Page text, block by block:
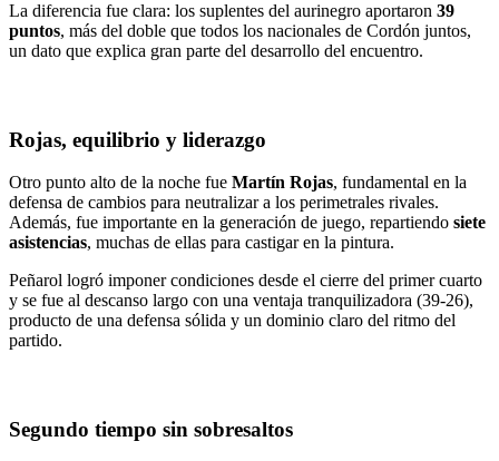
La diferencia fue clara: los suplentes del aurinegro aportaron 39
puntos, más del doble que todos los nacionales de Cordón juntos,
un dato que explica gran parte del desarrollo del encuentro.
Rojas, equilibrio y liderazgo
Otro punto alto de la noche fue Martín Rojas, fundamental en la
defensa de cambios para neutralizar a los perimetrales rivales.
Además, fue importante en la generación de juego, repartiendo siete
asistencias, muchas de ellas para castigar en la pintura.
Peñarol logró imponer condiciones desde el cierre del primer cuarto
y se fue al descanso largo con una ventaja tranquilizadora (39-26),
producto de una defensa sólida y un dominio claro del ritmo del
partido.
Segundo tiempo sin sobresaltos